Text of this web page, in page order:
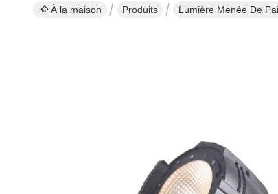
À la maison Produits Lumière Menée De